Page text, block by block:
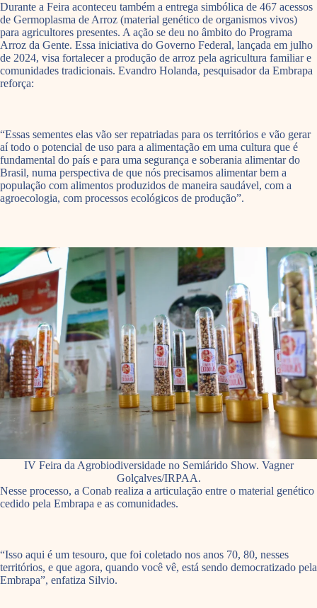
Durante a Feira aconteceu também a entrega simbólica de 467 acessos
de Germoplasma de Arroz (material genético de organismos vivos)
para agricultores presentes. A ação se deu no âmbito do Programa
Arroz da Gente. Essa iniciativa do Governo Federal, lançada em julho
de 2024, visa fortalecer a produção de arroz pela agricultura familiar e
comunidades tradicionais. Evandro Holanda, pesquisador da Embrapa
reforça:
“Essas sementes elas vão ser repatriadas para os territórios e vão gerar
aí todo o potencial de uso para a alimentação em uma cultura que é
fundamental do país e para uma segurança e soberania alimentar do
Brasil, numa perspectiva de que nós precisamos alimentar bem a
população com alimentos produzidos de maneira saudável, com a
agroecologia, com processos ecológicos de produção”.
IV Feira da Agrobiodiversidade no Semiárido Show. Vagner
Golçalves/IRPAA.
Nesse processo, a Conab realiza a articulação entre o material genético
cedido pela Embrapa e as comunidades.
“Isso aqui é um tesouro, que foi coletado nos anos 70, 80, nesses
territórios, e que agora, quando você vê, está sendo democratizado pela
Embrapa”, enfatiza Silvio.